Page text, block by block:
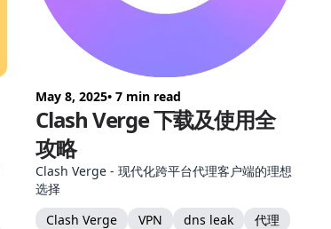
May 8, 2025• 7 min read
Clash Verge 下载及使用全
攻略
Clash Verge - 现代化跨平台代理客户端的理想
选择
Clash Verge
VPN dns leak 代理